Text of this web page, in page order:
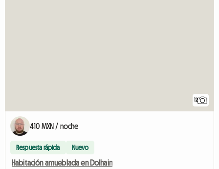
12
410 MXN / noche
Respuesta rápida Nuevo
Habitación amueblada en Dolhain